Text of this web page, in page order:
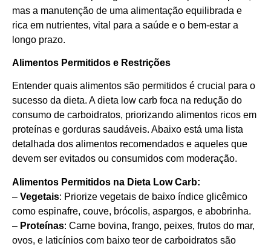
mas a manutenção de uma alimentação equilibrada e
rica em nutrientes, vital para a saúde e o bem-estar a
longo prazo.
Alimentos Permitidos e Restrições
Entender quais alimentos são permitidos é crucial para o
sucesso da dieta. A dieta low carb foca na redução do
consumo de carboidratos, priorizando alimentos ricos em
proteínas e gorduras saudáveis. Abaixo está uma lista
detalhada dos alimentos recomendados e aqueles que
devem ser evitados ou consumidos com moderação.
Alimentos Permitidos na Dieta Low Carb:
– Vegetais: Priorize vegetais de baixo índice glicêmico
como espinafre, couve, brócolis, aspargos, e abobrinha.
– Proteínas: Carne bovina, frango, peixes, frutos do mar,
ovos, e laticínios com baixo teor de carboidratos são